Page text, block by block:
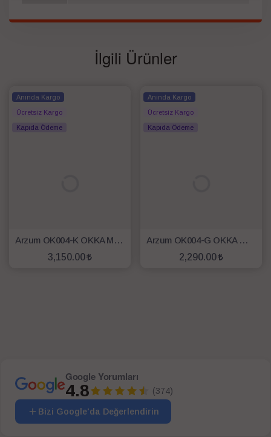
İlgili Ürünler
Anında Kargo
Ücretsiz Kargo
Kapıda Ödeme
Arzum OK004-K OKKA Minio Türk Kahvesi Makinesi - Krom
3,150.00
Anında Kargo
Ücretsiz Kargo
Kapıda Ödeme
Arzum OK004-G OKKA Minio Türk Kahvesi Makinesi Gün Batımı
2,290.00
Google Yorumları
4.8 (374)
Bizi Google'da Değerlendirin